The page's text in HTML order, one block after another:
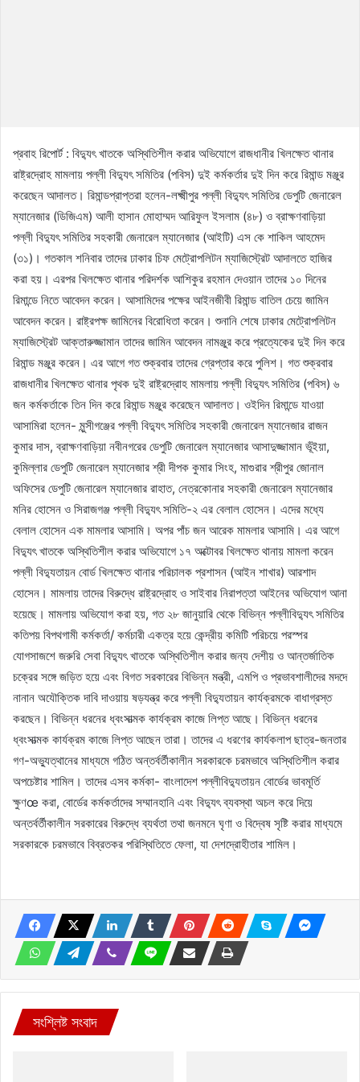
প্রবাহ রিপোর্ট : বিদ্যুৎ খাতকে অস্থিতিশীল করার অভিযোগে রাজধানীর খিলক্ষেত থানার
রাষ্ট্রদ্রোহ মামলায় পল্লী বিদ্যুৎ সমিতির (পবিস) দুই কর্মকর্তার দুই দিন করে রিমান্ড মঞ্জুর
করেছেন আদালত। রিমান্ডপ্রাপ্তরা হলেন-লক্ষ্মীপুর পল্লী বিদ্যুৎ সমিতির ডেপুটি জেনারেল
ম্যানেজার (ডিজিএম) আলী হাসান মোহাম্মদ আরিফুল ইসলাম (৪৮) ও ব্রাক্ষণবাড়িয়া
পল্লী বিদ্যুৎ সমিতির সহকারী জেনারেল ম্যানেজার (আইটি) এস কে শাকিল আহমেদ
(৩১)। গতকাল শনিবার তাদের ঢাকার চিফ মেট্রোপলিটন ম্যাজিস্ট্রেট আদালতে হাজির
করা হয়। এরপর খিলক্ষেত থানার পরিদর্শক আশিকুর রহমান দেওয়ান তাদের ১০ দিনের
রিমান্ডে নিতে আবেদন করেন। আসামিদের পক্ষের আইনজীবী রিমান্ড বাতিল চেয়ে জামিন
আবেদন করেন। রাষ্ট্রপক্ষ জামিনের বিরোধিতা করেন। শুনানি শেষে ঢাকার মেট্রোপলিটন
ম্যাজিস্ট্রেট আক্তারুজ্জামান তাদের জামিন আবেদন নামঞ্জুর করে প্রত্যেকের দুই দিন করে
রিমান্ড মঞ্জুর করেন। এর আগে গত শুক্রবার তাদের গ্রেপ্তার করে পুলিশ। গত শুক্রবার
রাজধানীর খিলক্ষেত থানার পৃথক দুই রাষ্ট্রদ্রোহ মামলায় পল্লী বিদ্যুৎ সমিতির (পবিস) ৬
জন কর্মকর্তাকে তিন দিন করে রিমান্ড মঞ্জুর করেছেন আদালত। ওইদিন রিমান্ডে যাওয়া
আসামিরা হলেন- মুন্সীগঞ্জের পল্লী বিদ্যুৎ সমিতির সহকারী জেনারেল ম্যানেজার রাজন
কুমার দাস, ব্রাক্ষণবাড়িয়া নবীনগরের ডেপুটি জেনারেল ম্যানেজার আসাদুজ্জামান ভূঁইয়া,
কুমিল্লার ডেপুটি জেনারেল ম্যানেজার শ্রী দীপক কুমার সিংহ, মাগুরার শ্রীপুর জোনাল
অফিসের ডেপুটি জেনারেল ম্যানেজার রাহাত, নেত্রকোনার সহকারী জেনারেল ম্যানেজার
মনির হোসেন ও সিরাজগঞ্জ পল্লী বিদ্যুৎ সমিতি-২ এর বেলাল হোসেন। এদের মধ্যে
বেলাল হোসেন এক মামলার আসামি। অপর পাঁচ জন আরেক মামলার আসামি। এর আগে
বিদ্যুৎ খাতকে অস্থিতিশীল করার অভিযোগে ১৭ অক্টোবর খিলক্ষেত থানায় মামলা করেন
পল্লী বিদ্যুতায়ন বোর্ড খিলক্ষেত থানার পরিচালক প্রশাসন (আইন শাখার) আরশাদ
হোসেন। মামলায় তাদের বিরুদ্ধে রাষ্ট্রদ্রোহ ও সাইবার নিরাপত্তা আইনের অভিযোগ আনা
হয়েছে। মামলায় অভিযোগ করা হয়, গত ২৮ জানুয়ারি থেকে বিভিন্ন পল্লীবিদ্যুৎ সমিতির
কতিপয় বিপথগামী কর্মকর্তা/ কর্মচারী একত্র হয়ে কেন্দ্রীয় কমিটি পরিচয়ে পরস্পর
যোগসাজশে জরুরি সেবা বিদ্যুৎ খাতকে অস্থিতিশীল করার জন্য দেশীয় ও আন্তর্জাতিক
চক্রের সঙ্গে জড়িত হয়ে এবং বিগত সরকারের বিভিন্ন মন্ত্রী, এমপি ও প্রভাবশালীদের মদদে
নানান অযৌক্তিক দাবি দাওয়ায় ষড়যন্ত্র করে পল্লী বিদ্যুতায়ন কার্যক্রমকে বাধাগ্রস্ত
করছেন। বিভিন্ন ধরনের ধ্বংসাত্মক কার্যক্রম কাজে লিপ্ত আছে। বিভিন্ন ধরনের
ধ্বংসাত্মক কার্যক্রম কাজে লিপ্ত আছেন তারা। তাদের এ ধরণের কার্যকলাপ ছাত্র-জনতার
গণ-অভ্যুত্থানের মাধ্যমে গঠিত অন্তর্বর্তীকালীন সরকারকে চরমভাবে অস্থিতিশীল করার
অপচেষ্টার শামিল। তাদের এসব কর্মকা- বাংলাদেশ পল্লীবিদ্যুতায়ন বোর্ডের ভাবমূর্তি
ক্ষুণœ করা, বোর্ডের কর্মকর্তাদের সম্মানহানি এবং বিদ্যুৎ ব্যবস্থা অচল করে দিয়ে
অন্তর্বর্তীকালীন সরকারের বিরুদ্ধে ব্যর্থতা তথা জনমনে ঘৃণা ও বিদ্বেষ সৃষ্টি করার মাধ্যমে
সরকারকে চরমভাবে বিব্রতকর পরিস্থিতিতে ফেলা, যা দেশদ্রোহীতার শামিল।
সংশ্লিষ্ট সংবাদ